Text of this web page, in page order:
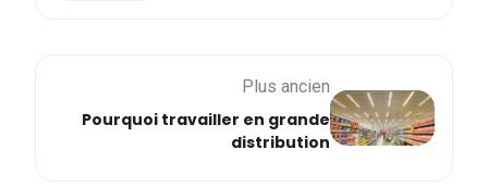
Plus ancien
Pourquoi travailler en grande
distribution